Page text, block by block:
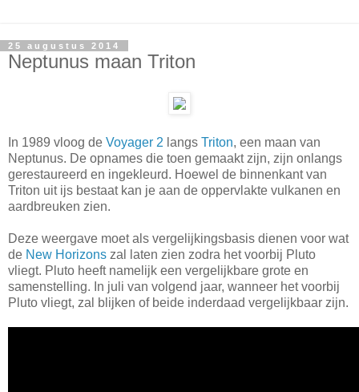
25 augustus 2014
Neptunus maan Triton
In 1989 vloog de Voyager 2 langs Triton, een maan van
Neptunus. De opnames die toen gemaakt zijn, zijn onlangs
gerestaureerd en ingekleurd. Hoewel de binnenkant van
Triton uit ijs bestaat kan je aan de oppervlakte vulkanen en
aardbreuken zien.
Deze weergave moet als vergelijkingsbasis dienen voor wat
de New Horizons zal laten zien zodra het voorbij Pluto
vliegt. Pluto heeft namelijk een vergelijkbare grote en
samenstelling. In juli van volgend jaar, wanneer het voorbij
Pluto vliegt, zal blijken of beide inderdaad vergelijkbaar zijn.